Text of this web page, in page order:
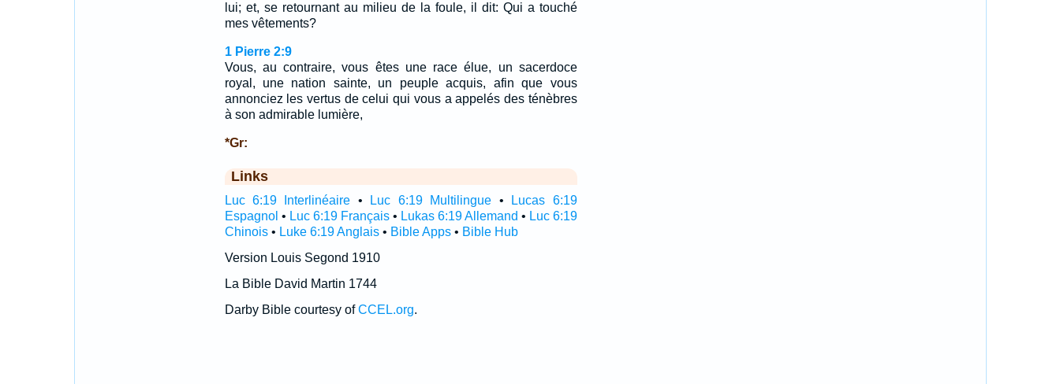
lui; et, se retournant au milieu de la foule, il dit: Qui a touché
mes vêtements?
1 Pierre 2:9
Vous, au contraire, vous êtes une race élue, un sacerdoce
royal, une nation sainte, un peuple acquis, afin que vous
annonciez les vertus de celui qui vous a appelés des ténèbres
à son admirable lumière,
*Gr:
Links
Luc 6:19 Interlinéaire • Luc 6:19 Multilingue •
Lucas 6:19
Espagnol • Luc 6:19 Français• Lukas 6:19 Allemand • Luc 6:19
Chinois• Luke 6:19 Anglais• Bible Apps• Bible Hub
Version Louis Segond 1910
La Bible David Martin 1744
Darby Bible courtesy ofCCEL.org.